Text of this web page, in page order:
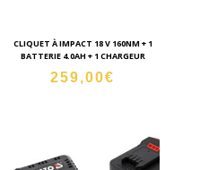
CLIQUET À IMPACT 18 V 160NM + 1
BATTERIE 4.0AH + 1 CHARGEUR
259,00€